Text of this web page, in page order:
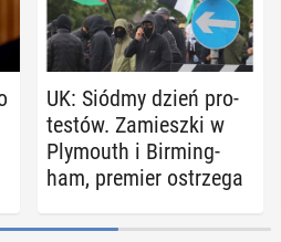
UK: Siódmy dzień pro­
te­stów. Za­miesz­ki w
Ply­mo­uth i Bir­ming­
ham, premier ostrze­ga